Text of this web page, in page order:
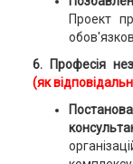
Проект
6. Професія
(як